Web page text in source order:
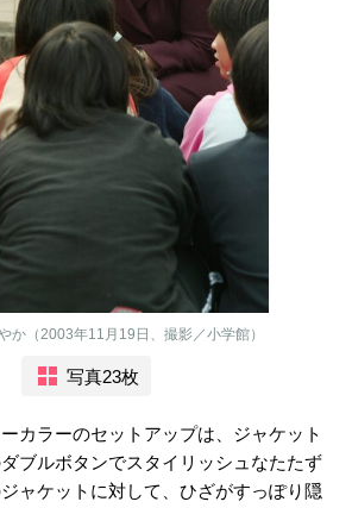
か（2003年11月19日、撮影／小学館）
写真23枚
カラーのセットアップは、ジャケット
ブルボタンでスタイリッシュなたたず
ャケットに対して、ひざがすっぽり隠